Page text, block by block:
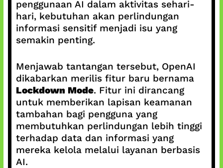
penggunaan AI dalam aktivitas sehari-
hari, kebutuhan akan perlindungan
informasi sensitif menjadi isu yang
semakin penting.
Menjawab tantangan tersebut, OpenAI
dikabarkan merilis fitur baru bernama
Lockdown Mode. Fitur ini dirancang
untuk memberikan lapisan keamanan
tambahan bagi pengguna yang
membutuhkan perlindungan lebih tinggi
terhadap data dan informasi yang
mereka kelola melalui layanan berbasis
AI.